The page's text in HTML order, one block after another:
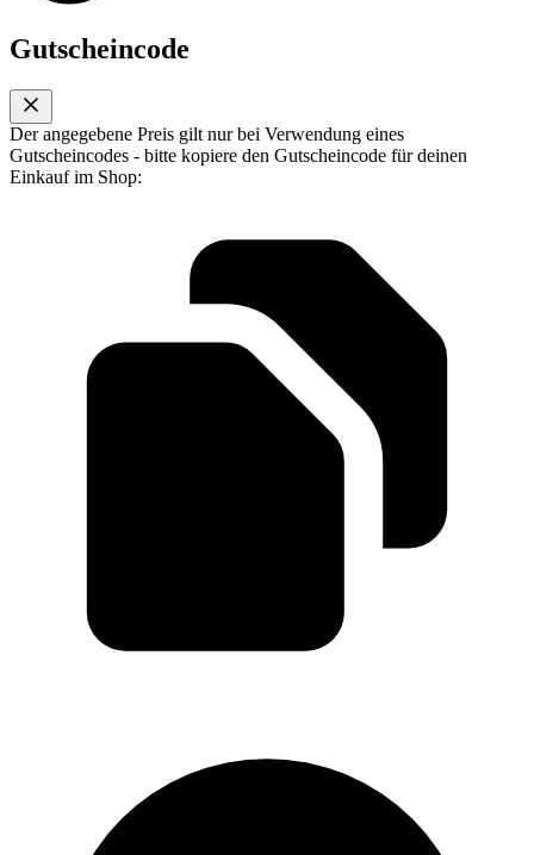
Gutscheincode
Der angegebene Preis gilt nur bei Verwendung eines
Gutscheincodes - bitte kopiere den Gutscheincode für deinen
Einkauf im Shop: